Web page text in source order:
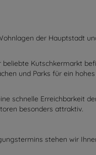
der Hauptstadt
Kutschkermarkt
und Parks für ein
schnelle Erreichbarkeit
besonders attraktiv.
stehen wir